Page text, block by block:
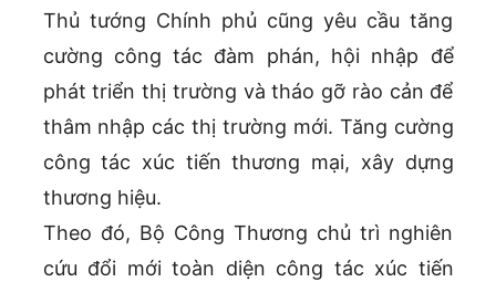
Thủ tướng Chính phủ cũng yêu cầu tăng
cường công tác đàm phán, hội nhập để
phát triển thị trường và tháo gỡ rào cản để
thâm nhập các thị trường mới. Tăng cường
công tác xúc tiến thương mại, xây dựng
thương hiệu.
Theo đó, Bộ Công Thương chủ trì nghiên
cứu đổi mới toàn diện công tác xúc tiến